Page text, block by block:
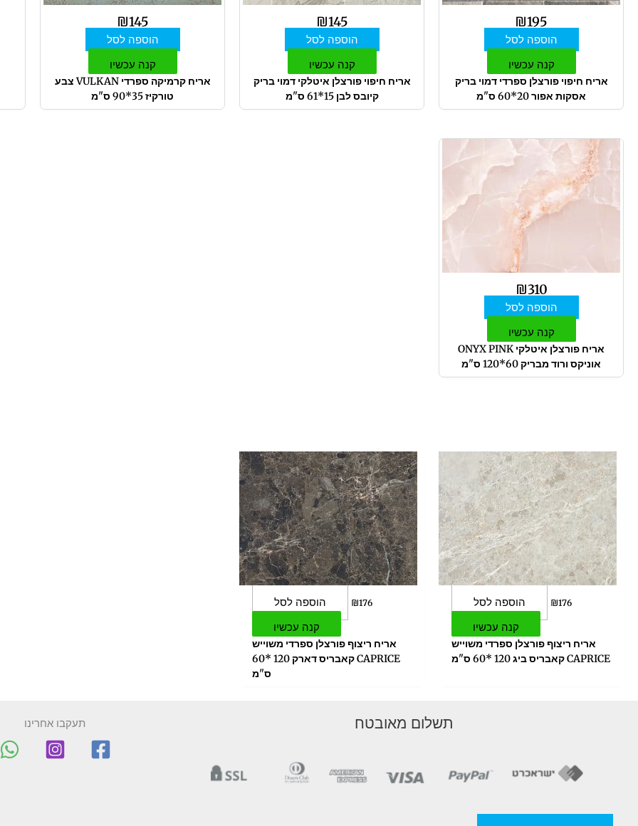
₪195
הוספה לסל
קנה עכשיו
אריח חיפוי פורצלן ספרדי דמוי בריק
אסקות אפור 20*60 ס"מ
₪145
הוספה לסל
קנה עכשיו
אריח חיפוי פורצלן איטלקי דמוי בריק
קיובס לבן 15*61 ס"מ
₪145
הוספה לסל
קנה עכשיו
אריח קרמיקה ספרדי VULKAN צבע
טורקיז 35*90 ס"מ
₪310
הוספה לסל
קנה עכשיו
אריח פורצלן איטלקי ONYX PINK
אוניקס ורוד מבריק 60*120 ס"מ
₪176
הוספה לסל
קנה עכשיו
אריח ריצוף פורצלן ספרדי משוייש
CAPRICE קאבריס ביג 120 *60 ס"מ
₪176
הוספה לסל
קנה עכשיו
אריח ריצוף פורצלן ספרדי משוייש
CAPRICE קאבריס דארק 120 *60
ס"מ
תשלום מאובטח תעקבו אחרינו